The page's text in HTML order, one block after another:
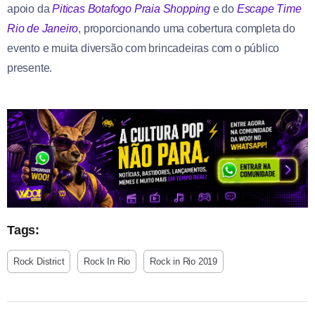
apoio daPiticas Botafogo Praia Shopping e do Escape Time
Rio de Janeiro, proporcionando uma cobertura completa do
evento e muita diversão com brincadeiras com o público
presente.
Tags:
Rock District Rock In Rio Rock in Rio 2019